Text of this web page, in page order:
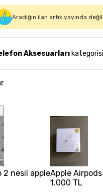
Aradığın ilan artık yayında
Aksesuarları
2 nesil appleApple
1.000 TL